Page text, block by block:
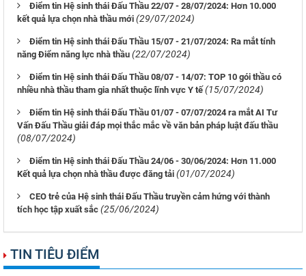
Điểm tin Hệ sinh thái Đấu Thầu 22/07 - 28/07/2024: Hơn 10.000
kết quả lựa chọn nhà thầu mới (29/07/2024)
Điểm tin Hệ sinh thái Đấu Thầu 15/07 - 21/07/2024: Ra mắt tính
năng Điểm năng lực nhà thầu (22/07/2024)
Điểm tin Hệ sinh thái Đấu Thầu 08/07 - 14/07: TOP 10 gói thầu có
nhiều nhà thầu tham gia nhất thuộc lĩnh vực Y tế (15/07/2024)
Điểm tin Hệ sinh thái Đấu Thầu 01/07 - 07/07/2024 ra mắt AI Tư
Vấn Đấu Thầu giải đáp mọi thắc mắc về văn bản pháp luật đấu thầu
(08/07/2024)
Điểm tin Hệ sinh thái Đấu Thầu 24/06 - 30/06/2024: Hơn 11.000
Kết quả lựa chọn nhà thầu được đăng tải (01/07/2024)
CEO trẻ của Hệ sinh thái Đấu Thầu truyền cảm hứng với thành
tích học tập xuất sắc (25/06/2024)
TIN TIÊU ĐIỂM